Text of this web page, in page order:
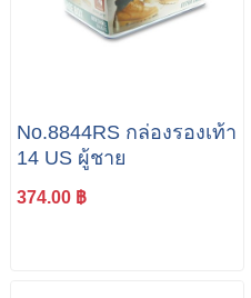
No.8844RS กล่องรองเท้า
14 US ผู้ชาย
374.00 ฿